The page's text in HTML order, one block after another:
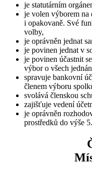
je statutárním
je volen výborem na
i opakovaně. Své
volby,
je oprávněn jednat
je povinen jednat v
je povinen účastnit
výbor o všech
spravuje bankovní
členem výboru
svolává členskou
zajišťuje vedení
je oprávněn
prostředků do výše